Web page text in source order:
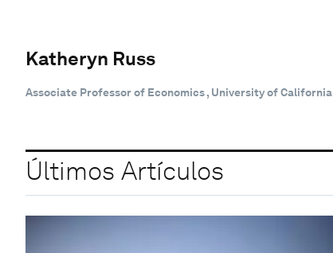
Katheryn Russ
Associate Professor of Economics , University of California
Últimos Artículos